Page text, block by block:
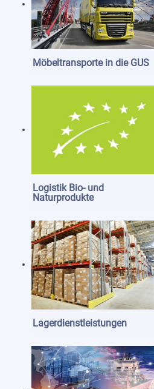
Möbeltransporte in die GUS
Logistik Bio- und
Naturprodukte
Lagerdienstleistungen